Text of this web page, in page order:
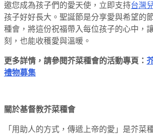
邀您成為孩子們的愛天使，立即支持台灣
孩子好好長大。聖誕節是分享愛與希望的
種會，將這份祝福帶入每位孩子的心中，
刻，也能收穫愛與溫暖。
更多詳情，請參閱芥菜種會的活動專頁：
禮物募集
關於基督教芥菜種會
「用助人的方式，傳遞上帝的愛」是芥菜